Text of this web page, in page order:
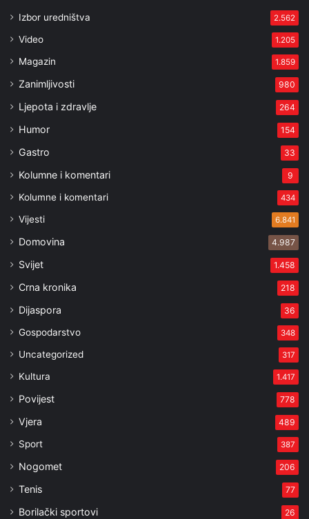
Izbor uredništva 2.562
Video 1.205
Magazin 1.859
Zanimljivosti 980
Ljepota i zdravlje 264
Humor 154
Gastro 33
Kolumne i komentari 9
Kolumne i komentari 434
Vijesti 6.841
Domovina 4.987
Svijet 1.458
Crna kronika 218
Dijaspora 36
Gospodarstvo 348
Uncategorized 317
Kultura 1.417
Povijest 778
Vjera 489
Sport 387
Nogomet 206
Tenis 77
Borilački sportovi 26